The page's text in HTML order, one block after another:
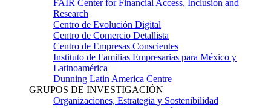
FAIR Center for Financial Access, Inclusion and
Research
Centro de Evolución Digital
Centro de Comercio Detallista
Centro de Empresas Conscientes
Instituto de Familias Empresarias para México y
Latinoamérica
Dunning Latin America Centre
GRUPOS DE INVESTIGACIÓN
Organizaciones, Estrategia y Sostenibilidad